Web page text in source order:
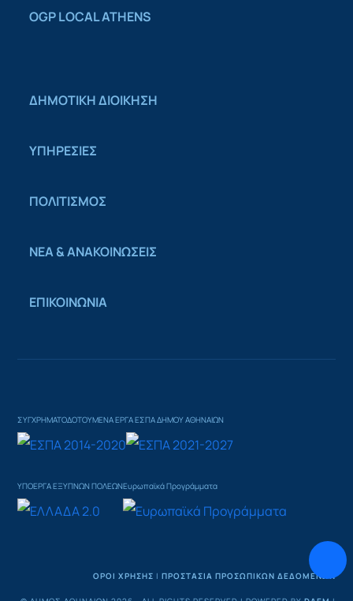
OGP LOCAL ATHENS
ΔΗΜΟΤΙΚΗ ΔΙΟΙΚΗΣΗ
ΥΠΗΡΕΣΙΕΣ
ΠΟΛΙΤΙΣΜΟΣ
ΝΕΑ & ΑΝΑΚΟΙΝΩΣΕΙΣ
ΕΠΙΚΟΙΝΩΝΙΑ
ΣΥΓΧΡΗΜΑΤΟΔΟΤΟΥΜΕΝΑ ΕΡΓΑ ΕΣΠΑ ΔΗΜΟΥ ΑΘΗΝΑΙΩΝ
ΥΠΟΕΡΓΑ ΕΞΥΠΝΩΝ ΠΟΛΕΩΝΕυρωπαϊκά Προγράμματα
ΟΡΟΙ ΧΡΗΣΗΣ | ΠΡΟΣΤΑΣΙΑ ΠΡΟΣΩΠΙΚΩΝ ΔΕΔΟΜΕΝΩΝ